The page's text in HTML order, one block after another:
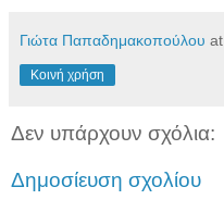
Γιώτα Παπαδημακοπούλου at
Κοινή χρήση
Δεν υπάρχουν σχόλια:
Δημοσίευση σχολίου